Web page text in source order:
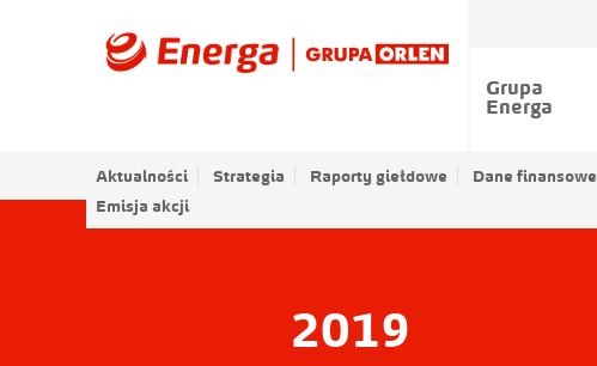
Grupa
Energa
Aktualności Strategia Raporty giełdowe Dane finansowe
Emisja akcji
2019